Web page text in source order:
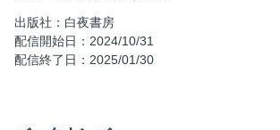
インタビュー連載〜23人の空模様〜vol.15
たかった青空）「ギャルマインドのすゝめ」
AZATOY「甘い罠に釣られちゃう？」
Netflixプロレス作品の世界『極悪女王』と
出版社：白夜書房
配信開始日：2024/10/31
配信終了日：2025/01/30